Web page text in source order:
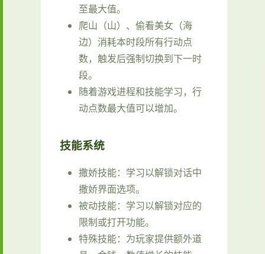
至最大值。
爬山（山）、偷看美女（海
边）消耗本时段所有行动点
数，触发后强制切换到下一时
段。
随着游戏进程和技能学习，行
动点数最大值可以增加。
技能系统
撒娇技能：学习以解锁对话中
撒娇界面选项。
被动技能：学习以解锁对应的
限制或打开功能。
特殊技能：为玩家提供额外道